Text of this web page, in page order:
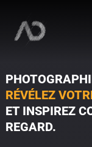
RÉVÉLEZ
ET INSPIREZ
REGARD.